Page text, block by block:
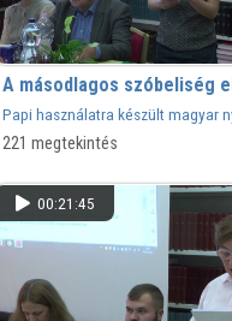
A másodlagos szóbeliség
Papi használatra készült magyar
221 megtekintés
00:21:45